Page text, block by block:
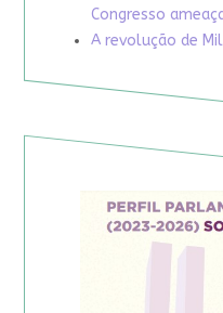
Congresso
A revolução de